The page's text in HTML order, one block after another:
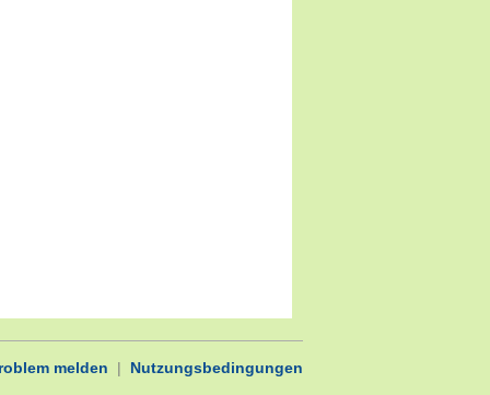
melden | Nutzungsbedingungen